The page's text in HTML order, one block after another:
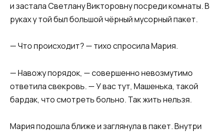
и застала Светлану Викторовну посреди комнаты. В
руках у той был большой чёрный мусорный пакет.
— Что происходит? — тихо спросила Мария.
— Навожу порядок, — совершенно невозмутимо
ответила свекровь. — У вас тут, Машенька, такой
бардак, что смотреть больно. Так жить нельзя.
Мария подошла ближе и заглянула в пакет. Внутри